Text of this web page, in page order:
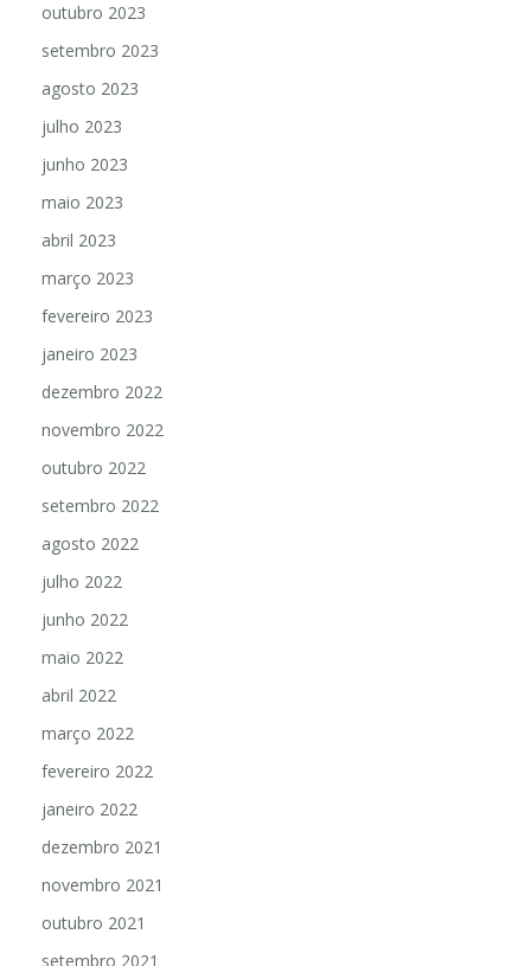
outubro 2023
setembro 2023
agosto 2023
julho 2023
junho 2023
maio 2023
abril 2023
março 2023
fevereiro 2023
janeiro 2023
dezembro 2022
novembro 2022
outubro 2022
setembro 2022
agosto 2022
julho 2022
junho 2022
maio 2022
abril 2022
março 2022
fevereiro 2022
janeiro 2022
dezembro 2021
novembro 2021
outubro 2021
setembro 2021